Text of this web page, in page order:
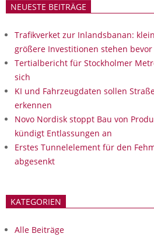
NEUESTE BEITRÄGE
Trafikverket zur Inlandsbanan:
größere Investitionen stehen bevor
Tertialbericht für Stockholmer
sich
KI und Fahrzeugdaten sollen
erkennen
Novo Nordisk stoppt Bau von
kündigt Entlassungen an
Erstes Tunnelelement für den
abgesenkt
KATEGORIEN
Alle Beiträge